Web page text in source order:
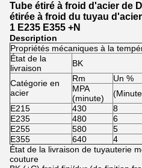
Tube étiré à froid d'acier de
étirée à froid du tuyau
1 E235 E355 +N
Description
Propriétés mécaniques à la
État de la
livraison
BK
Catégorie en
acier
Rm Un %
MPA
(minute)
E215
430 8
E235
480 6
E255
580 5
E355
640 4
État de la livraison de tuyauterie
couture